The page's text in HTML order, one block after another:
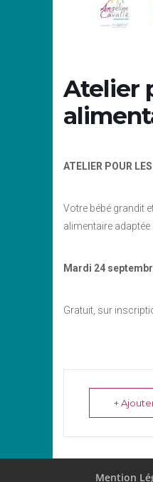
Atelier
ATELIER POUR
Votre bébé grandit
alimentaire
Mardi 24
Gratuit, sur
+
Mention